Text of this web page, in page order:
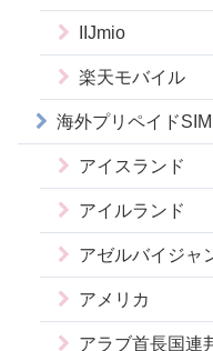
IIJmio
楽天モバイル
海外プリペイド
アイスランド
アイルランド
アゼルバイジャ
アメリカ
アラブ首長国連